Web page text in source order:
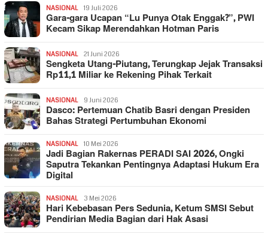
NASIONAL 19 Juli 2026
Gara-gara Ucapan “Lu Punya Otak Enggak?”, PWI
Kecam Sikap Merendahkan Hotman Paris
NASIONAL 21 Juni 2026
Sengketa Utang-Piutang, Terungkap Jejak Transaksi
Rp11,1 Miliar ke Rekening Pihak Terkait
NASIONAL 9 Juni 2026
Dasco: Pertemuan Chatib Basri dengan Presiden
Bahas Strategi Pertumbuhan Ekonomi
NASIONAL 10 Mei 2026
Jadi Bagian Rakernas PERADI SAI 2026, Ongki
Saputra Tekankan Pentingnya Adaptasi Hukum Era
Digital
NASIONAL 3 Mei 2026
Hari Kebebasan Pers Sedunia, Ketum SMSI Sebut
Pendirian Media Bagian dari Hak Asasi